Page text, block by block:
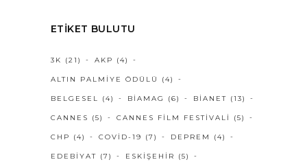
ETIKET BULUTU
3K (21) AKP (4)
ALTIN PALMIYE ÖDÜLÜ (4)
BELGESEL (4) BIAMAG (6) BIANET (13)
CANNES (5) CANNES FILM FESTIVALI (5)
CHP (4) COVID-19 (7) DEPREM (4)
EDEBIYAT (7) ESKIŞEHIR (5)